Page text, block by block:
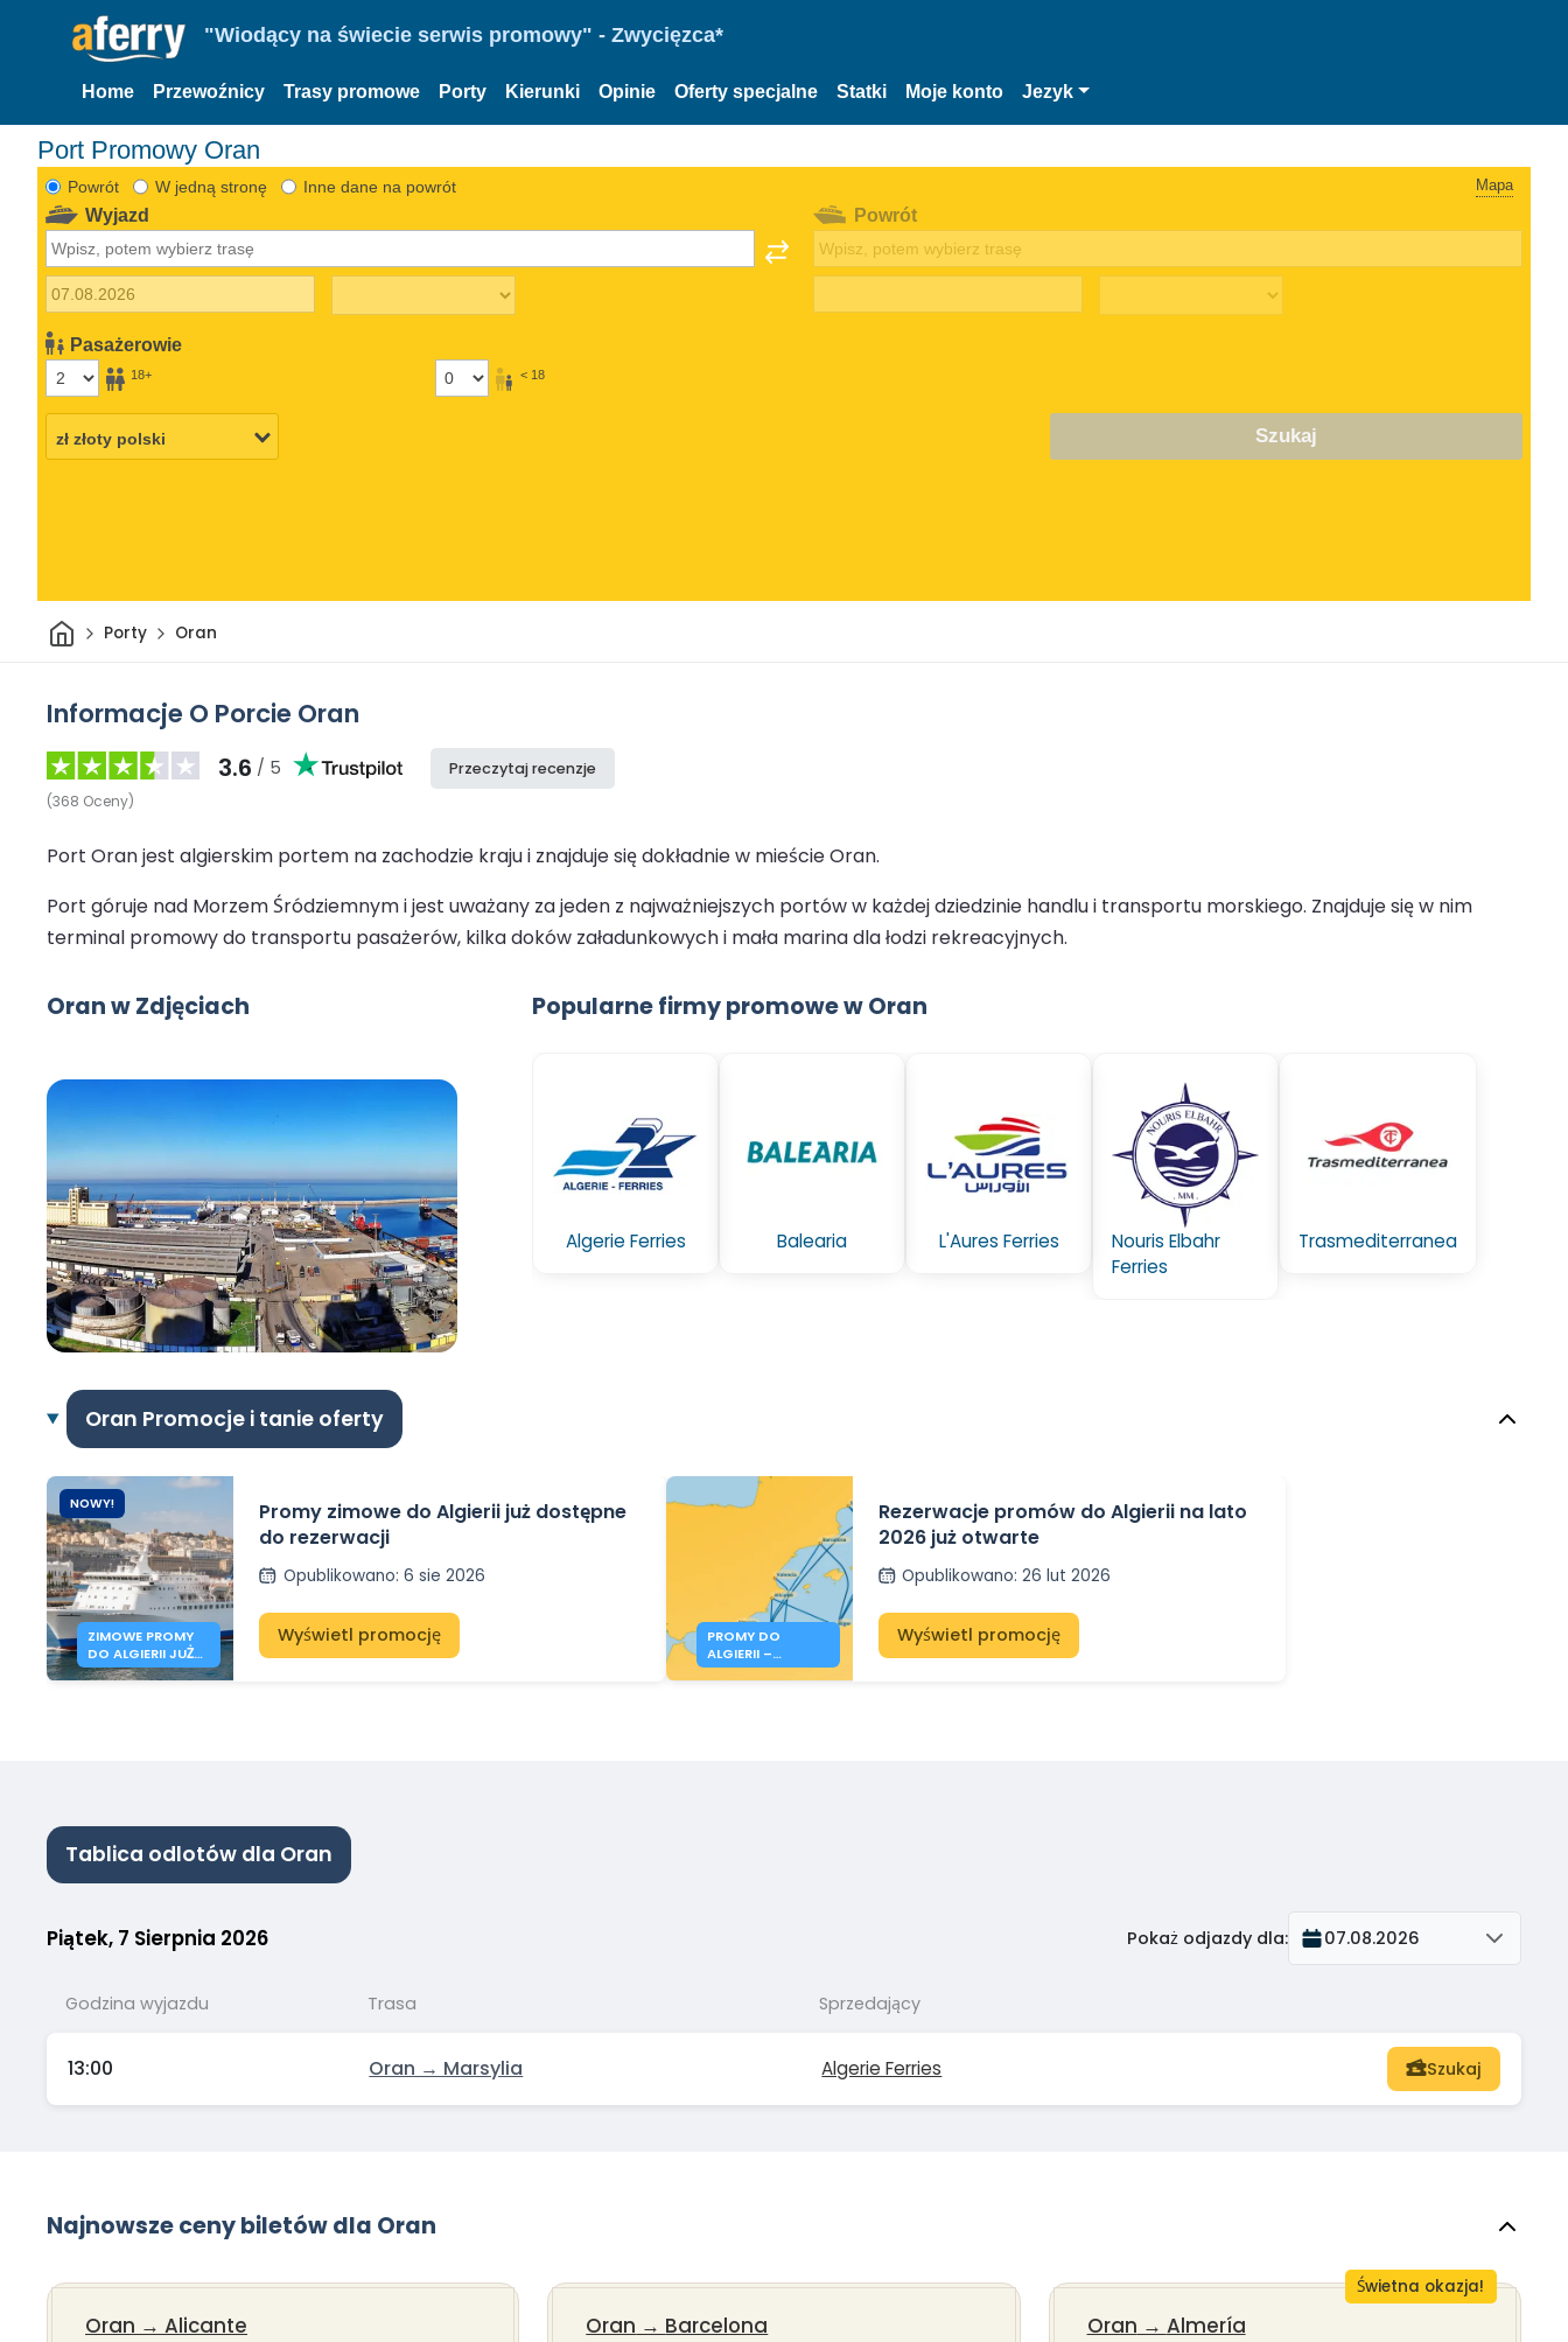
"Wiodący na świecie serwis promowy" - Zwycięzca*
Home Przewoźnicy Trasy promowe Porty Kierunki Opinie Oferty specjalne Statki Moje konto Jezyk
Port Promowy Oran
Powrót W jedną stronę Inne dane na powrót Mapa
Wyjazd
Pasażerowie
18+ < 18
Powrót
Szukaj
DomPorty Oran
Informacje O Porcie Oran
3.6 / 5
(368 Oceny)
Przeczytaj recenzje
Port Oran jest algierskim portem na zachodzie kraju i znajduje się dokładnie w mieście Oran.
Port góruje nad Morzem Śródziemnym i jest uważany za jeden z najważniejszych portów w każdej dziedzinie handlu i transportu morskiego. Znajduje się w nim
terminal promowy do transportu pasażerów, kilka doków załadunkowych i mała marina dla łodzi rekreacyjnych.
Oran w Zdjęciach Popularne firmy promowe w Oran
Algerie Ferries Balearia L'Aures Ferries
Nouris Elbahr
Ferries
Trasmediterranea
Oran Promocje i tanie oferty
NOWY!
ZIMOWE PROMY
DO ALGIERII JUŻ
OTWARTE
Promy zimowe do Algierii już dostępne
do rezerwacji
Opublikowano: 6 sie 2026
Wyświetl promocję
PROMY DO
ALGIERII –
REZERWACJE NA
Rezerwacje promów do Algierii na lato
2026 już otwarte
Opublikowano:26 lut 2026
Wyświetl promocję
Tablica odlotów dla Oran
Piątek, 7 Sierpnia 2026 Pokaż odjazdy dla: 07.08.2026
Godzina wyjazdu Trasa Sprzedający
13:00 Oran → Marsylia Algerie Ferries Szukaj
Najnowsze ceny biletów dla Oran
Oran → Alicante Oran → Barcelona
Świetna okazja!
Oran → Almería